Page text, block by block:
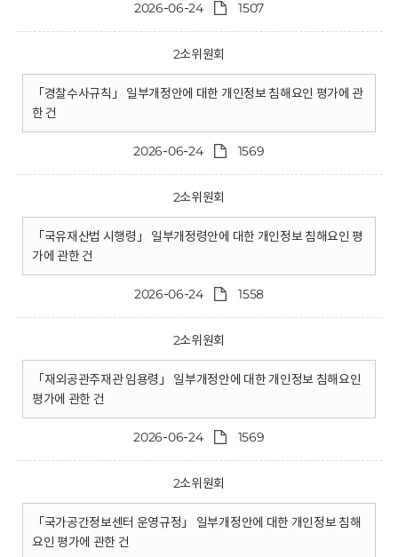
2026-06-24 1507
2소위원회
「경찰수사규칙」 일부개정안에 대한 개인정보 침해요인 평가에 관
한 건
2026-06-24 1569
2소위원회
「국유재산법 시행령」 일부개정령안에 대한 개인정보 침해요인 평
가에 관한 건
2026-06-24 1558
2소위원회
「재외공관주재관 임용령」 일부개정안에 대한 개인정보 침해요인
평가에 관한 건
2026-06-24 1569
2소위원회
「국가공간정보센터 운영규정」 일부개정안에 대한 개인정보 침해
요인 평가에 관한 건